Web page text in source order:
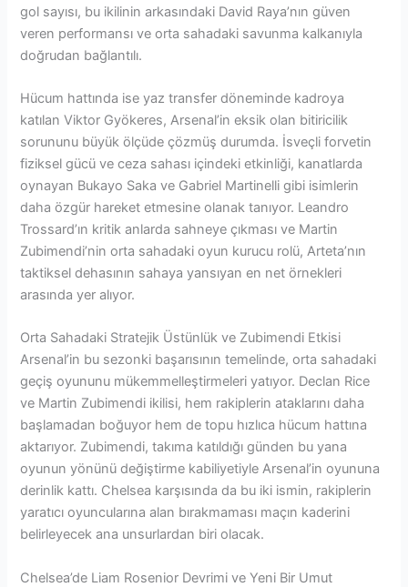
gol sayısı, bu ikilinin arkasındaki David Raya’nın güven
veren performansı ve orta sahadaki savunma kalkanıyla
doğrudan bağlantılı.
Hücum hattında ise yaz transfer döneminde kadroya
katılan Viktor Gyökeres, Arsenal’in eksik olan bitiricilik
sorununu büyük ölçüde çözmüş durumda. İsveçli forvetin
fiziksel gücü ve ceza sahası içindeki etkinliği, kanatlarda
oynayan Bukayo Saka ve Gabriel Martinelli gibi isimlerin
daha özgür hareket etmesine olanak tanıyor. Leandro
Trossard’ın kritik anlarda sahneye çıkması ve Martin
Zubimendi’nin orta sahadaki oyun kurucu rolü, Arteta’nın
taktiksel dehasının sahaya yansıyan en net örnekleri
arasında yer alıyor.
Orta Sahadaki Stratejik Üstünlük ve Zubimendi Etkisi
Arsenal’in bu sezonki başarısının temelinde, orta sahadaki
geçiş oyununu mükemmelleştirmeleri yatıyor. Declan Rice
ve Martin Zubimendi ikilisi, hem rakiplerin ataklarını daha
başlamadan boğuyor hem de topu hızlıca hücum hattına
aktarıyor. Zubimendi, takıma katıldığı günden bu yana
oyunun yönünü değiştirme kabiliyetiyle Arsenal’in oyununa
derinlik kattı. Chelsea karşısında da bu iki ismin, rakiplerin
yaratıcı oyuncularına alan bırakmaması maçın kaderini
belirleyecek ana unsurlardan biri olacak.
Chelsea’de Liam Rosenior Devrimi ve Yeni Bir Umut